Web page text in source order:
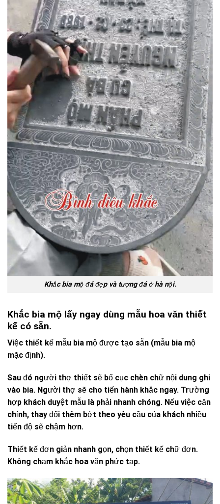
Khắc bia mộ đá đẹp và tượng đá ở hà nội.
Khắc bia mộ lấy ngay dùng mẫu hoa văn thiết
kế có sẵn.
Việc thiết kế mẫu bia mộ được tạo sẵn (mẫu bia mộ
mặc định).
Sau đó người thợ thiết sẽ bố cục chèn chữ nội dung ghi
vào bia. Người thợ sẽ cho tiến hành khắc ngay. Trường
hợp khách duyệt mẫu là phải nhanh chóng. Nếu việc căn
chỉnh, thay đổi thêm bớt theo yêu cầu của khách nhiều
tiến độ sẽ chậm hơn.
Thiết kế đơn giản nhanh gọn, chọn thiết kế chữ đơn.
Không chạm khắc hoa văn phức tạp.